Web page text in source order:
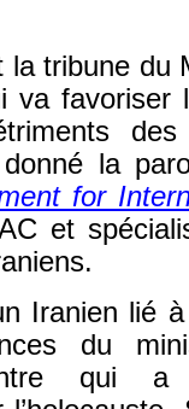
la tribune du
va favoriser
des
la
for
et
Iranien lié à
du
qui a